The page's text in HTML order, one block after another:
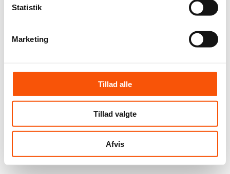
Statistik
Marketing
Tillad alle
Tillad valgte
Afvis